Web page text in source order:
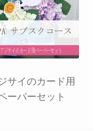
サイのカード用
ーパーセット